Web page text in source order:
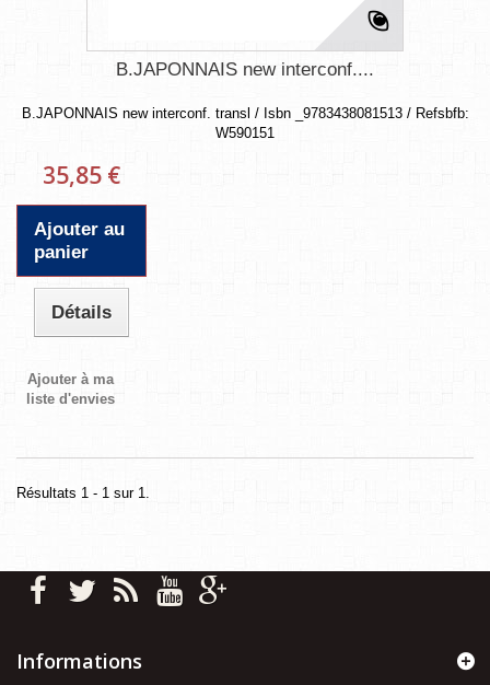
B.JAPONNAIS new interconf....
B.JAPONNAIS new interconf. transl / Isbn _9783438081513 / Refsbfb:
W590151
35,85 €
Ajouter au
panier
Détails
Ajouter à ma
liste d'envies
Résultats 1 - 1 sur 1.
Informations